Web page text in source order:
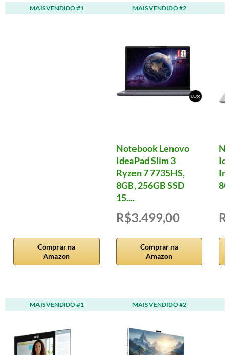
MAIS VENDIDO #1
Comprar na
Amazon
MAIS VENDIDO #2
Notebook Lenovo
IdeaPad Slim 3
Ryzen 7 7735HS,
8GB, 256GB SSD
15....
R$3.499,00
Comprar na
Amazon
MAIS VENDIDO #1 MAIS VENDIDO #2